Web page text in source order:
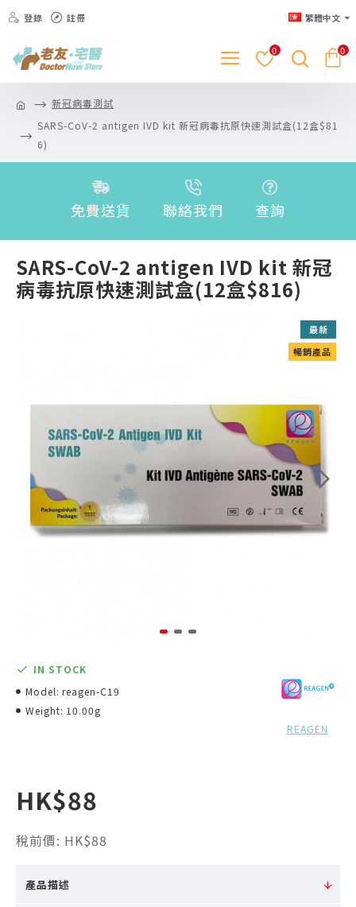
登錄 註冊 繁體中文
0 0
新冠病毒測試
SARS-CoV-2 antigen IVD kit 新冠病毒抗原快速測試盒(12盒$81
6)
免費送貨 聯絡我們 查詢
SARS-CoV-2 antigen IVD kit 新冠
病毒抗原快速測試盒(12盒$816)
最新
暢銷產品
HK$88
稅前價: HK$88
IN STOCK
Model: reagen-C19
Weight: 10.00g
REAGEN
產品描述